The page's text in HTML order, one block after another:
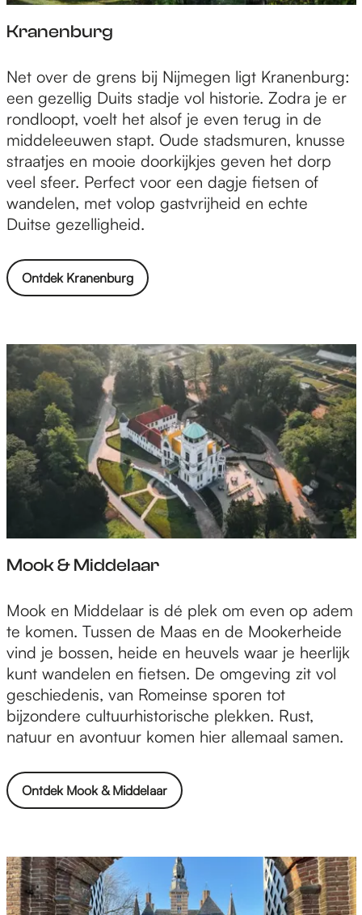
Kranenburg
K
r
a
n
e
n
b
u
g
Net over de grens bij Nijmegen ligt Kranenburg:
een gezellig Duits stadje vol historie. Zodra je er
rondloopt, voelt het alsof je even terug in de
middeleeuwen stapt. Oude stadsmuren, knusse
straatjes en mooie doorkijkjes geven het dorp
veel sfeer. Perfect voor een dagje fietsen of
wandelen, met volop gastvrijheid en echte
Duitse gezelligheid.
Ontdek Kranenburg
Mook & Middelaar
M
o
o
k
&
M
i
d
e
a
r
Mook en Middelaar is dé plek om even op adem
te komen. Tussen de Maas en de Mookerheide
vind je bossen, heide en heuvels waar je heerlijk
kunt wandelen en fietsen. De omgeving zit vol
geschiedenis, van Romeinse sporen tot
bijzondere cultuurhistorische plekken. Rust,
natuur en avontuur komen hier allemaal samen.
Ontdek Mook & Middelaar